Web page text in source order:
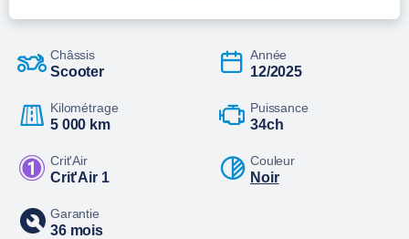
Châssis
Scooter
Année
12/2025
Kilométrage
5 000 km
Puissance
34ch
Crit'Air
Crit'Air 1
Couleur
Noir
Garantie
36 mois